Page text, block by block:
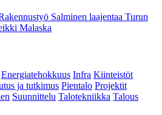
Salminen laajentaa Turun
Malaska
Energiatehokkuus Infra Kiinteistöt
ja tutkimus Pientalo Projektit
Suunnittelu Talotekniikka Talous